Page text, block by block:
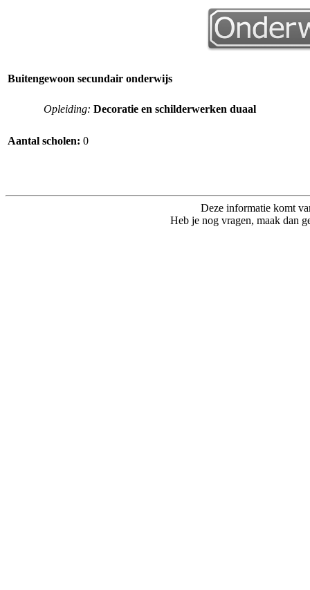
Buitengewoon secundair onderwijs
Opleiding: Decoratie en schilderwerken duaal
Aantal scholen: 0
Deze informatie komt
Heb je nog vragen, maak dan